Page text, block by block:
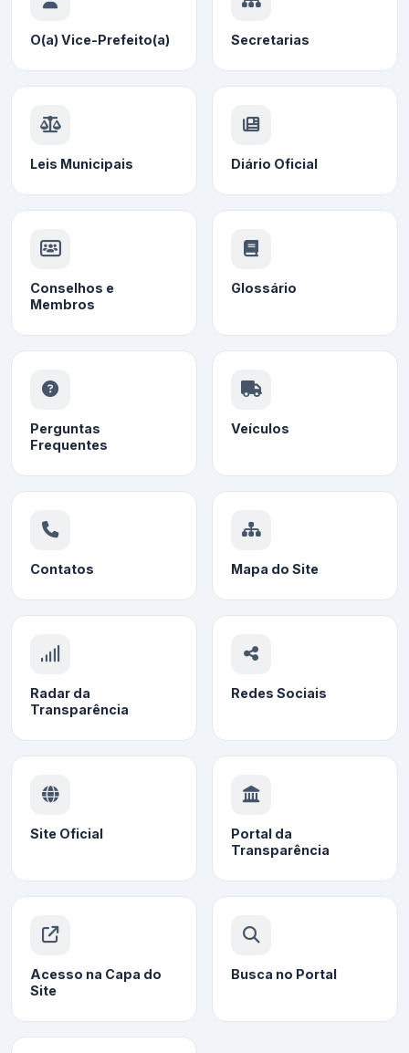
O(a) Vice-Prefeito(a) Secretarias
Leis Municipais Diário Oficial
Conselhos e
Membros
Glossário
Perguntas
Frequentes
Veículos
Contatos Mapa do Site
Radar da
Transparência
Redes Sociais
Site Oficial
Portal da
Transparência
Acesso na Capa do
Site
Busca no Portal